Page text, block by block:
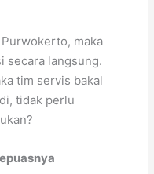
maka
secara langsung.
tim servis bakal
tidak perlu